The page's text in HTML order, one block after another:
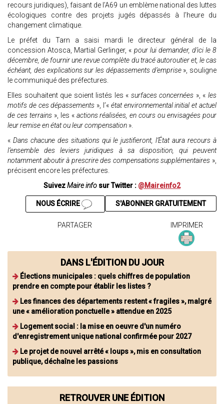
recours juridiques), faisant de l’A69 un emblème national des luttes
écologiques contre des projets jugés dépassés à l’heure du
changement climatique.
Le préfet du Tarn a saisi mardi le directeur général de la
concession Atosca, Martial Gerlinger, « pour lui demander, d’ici le 8
décembre, de fournir une revue complète du tracé autoroutier et, le cas
échéant, des explications sur les dépassements d’emprise », souligne
le communiqué des préfectures.
Elles souhaitent que soient listés les « surfaces concernées », « les
motifs de ces dépassements », l’« état environnemental initial et actuel
de ces terrains», les « actions réalisées, en cours ou envisagées pour
leur remise en état ou leur compensation ».
« Dans chacune des situations qui le justifieront, l’État aura recours à
l’ensemble des leviers juridiques à sa disposition, qui peuvent
notamment aboutir à prescrire des compensations supplémentaires »,
précisent encore les préfectures.
SuivezMaire info sur Twitter : @Maireinfo2
S'ABONNER GRATUITEMENT
NOUS ÉCRIRE
PARTAGER IMPRIMER
DANS L'ÉDITION DU JOUR
Élections municipales : quels chiffres de population
prendre en compte pour établir les listes ?
Les finances des départements restent « fragiles », malgré
une « amélioration ponctuelle » attendue en 2025
Logement social : la mise en oeuvre d'un numéro
d'enregistrement unique national confirmée pour 2027
Le projet de nouvel arrêté « loups », mis en consultation
publique, déchaîne les passions
RETROUVER UNE ÉDITION